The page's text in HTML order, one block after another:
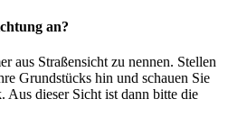
an?
aus Straßensicht zu nennen. Stellen
Grundstücks hin und schauen Sie
Aus dieser Sicht ist dann bitte die